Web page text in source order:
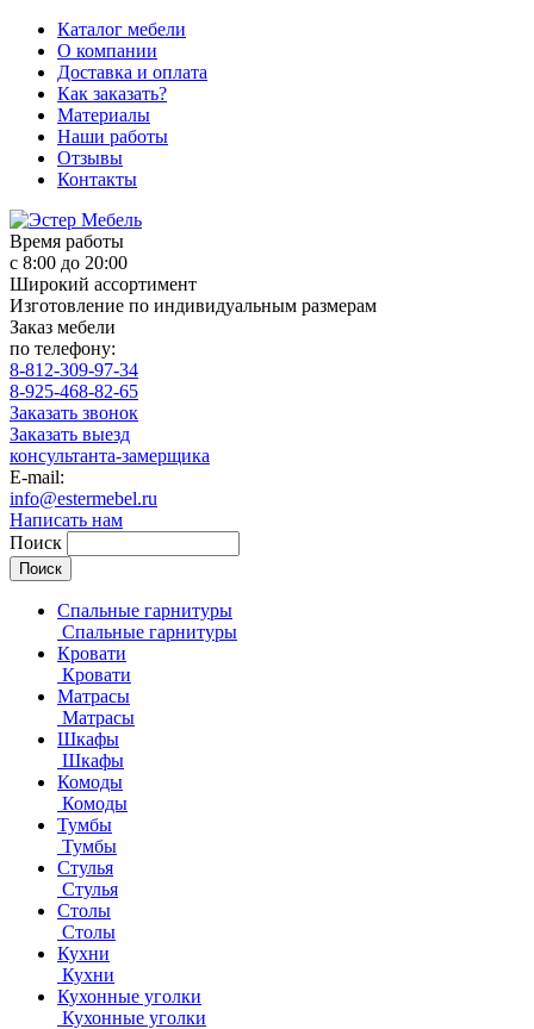
Каталог мебели
О компании
Доставка и оплата
Как заказать?
Материалы
Наши работы
Отзывы
Контакты
Время работы
с 8:00 до 20:00
Широкий ассортимент
Изготовление по индивидуальным размерам
Заказ мебели
по телефону:
8-812-309-97-34
8-925-468-82-65
Заказать звонок
Заказать выезд
консультанта-замерщика
E-mail:
info@estermebel.ru
Написать нам
Поиск
Спальные гарнитуры
Спальные гарнитуры
Кровати
Кровати
Матрасы
Матрасы
Шкафы
Шкафы
Комоды
Комоды
Тумбы
Тумбы
Стулья
Стулья
Столы
Столы
Кухни
Кухни
Кухонные уголки
Кухонные уголки